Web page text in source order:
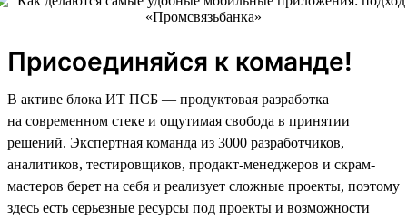
Присоединяйся к команде!
В активе блока ИТ ПСБ — продуктовая разработка
на современном стеке и ощутимая свобода в принятии
решений. Экспертная команда из 3000 разработчиков,
аналитиков, тестировщиков, продакт-менеджеров и скрам-
мастеров берет на себя и реализует сложные проекты, поэтому
здесь есть серьезные ресурсы под проекты и возможности